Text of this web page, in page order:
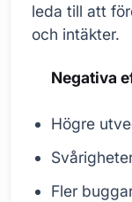
leda till att
och intäkter.
Negativa
Högre
Fler